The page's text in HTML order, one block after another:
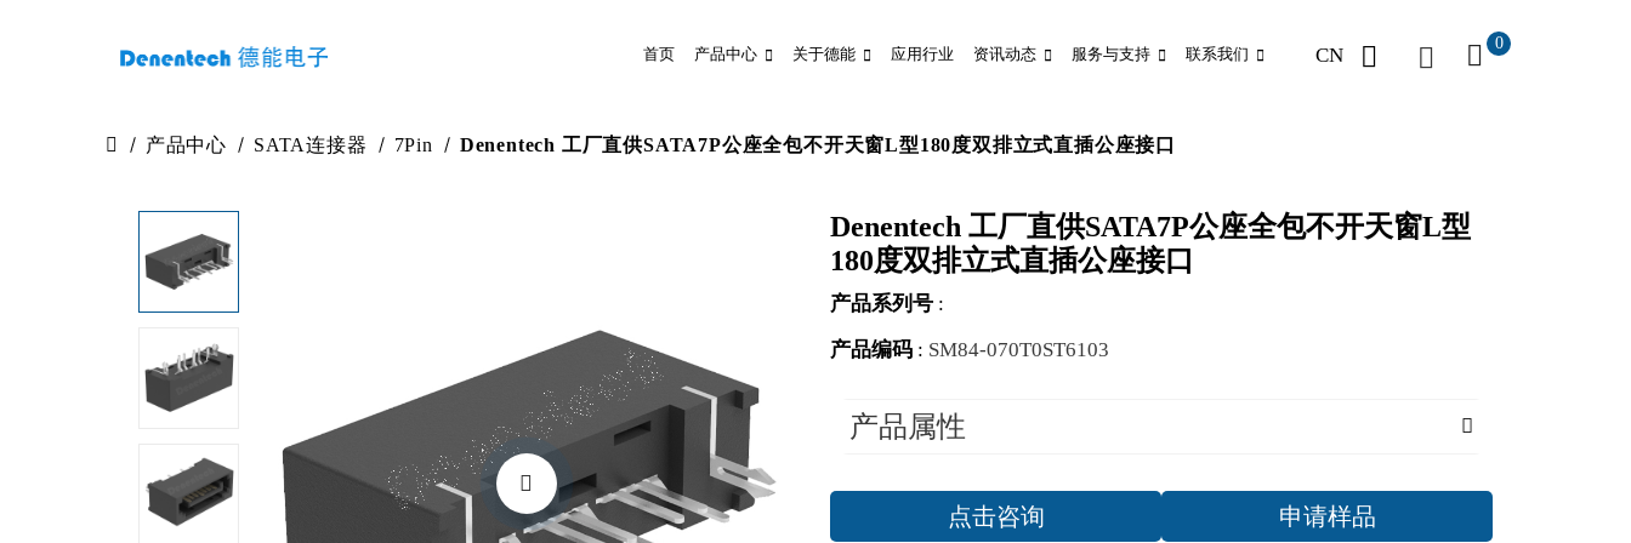
首页 产品中心 关于德能 应用行业 资讯动态 服务与支持 联系我们 CN
0
产品中心 SATA连接器 7Pin Denentech 工厂直供SATA7P公座全包不开天窗L型180度双排立式直插公座接口
Denentech 工厂直供SATA7P公座全包不开天窗L型
180度双排立式直插公座接口
产品系列号 :
产品编码 : SM84-070T0ST6103
产品属性
点击咨询 申请样品